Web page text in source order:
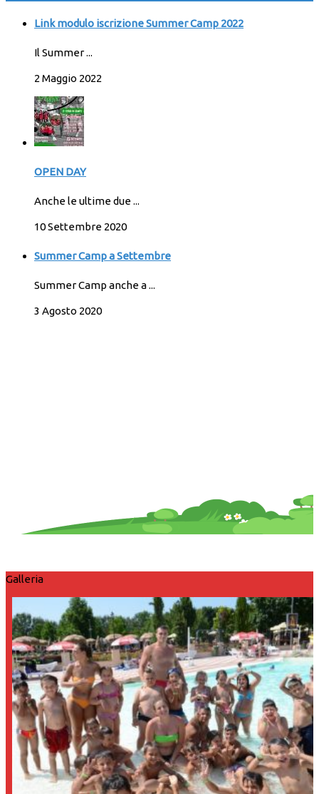
Link modulo iscrizione Summer Camp 2022
Il Summer ...
2 Maggio 2022
OPEN DAY
Anche le ultime due ...
10 Settembre 2020
Summer Camp a Settembre
Summer Camp anche a ...
3 Agosto 2020
Galleria